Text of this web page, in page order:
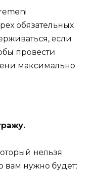
обязательных
если
провести
максимально
нельзя
вам нужно будет: